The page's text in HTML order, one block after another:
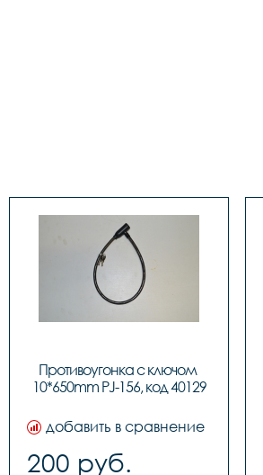
Противоугонка с ключом
10*650mm PJ-156, код 40129
добавить в сравнение
200 руб.